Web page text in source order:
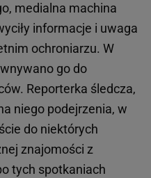
medialna machina
informacje i uwaga
ochroniarzu. W
go do
Reporterka śledcza,
niego podejrzenia, w
do niektórych
znajomości z
tych spotkaniach